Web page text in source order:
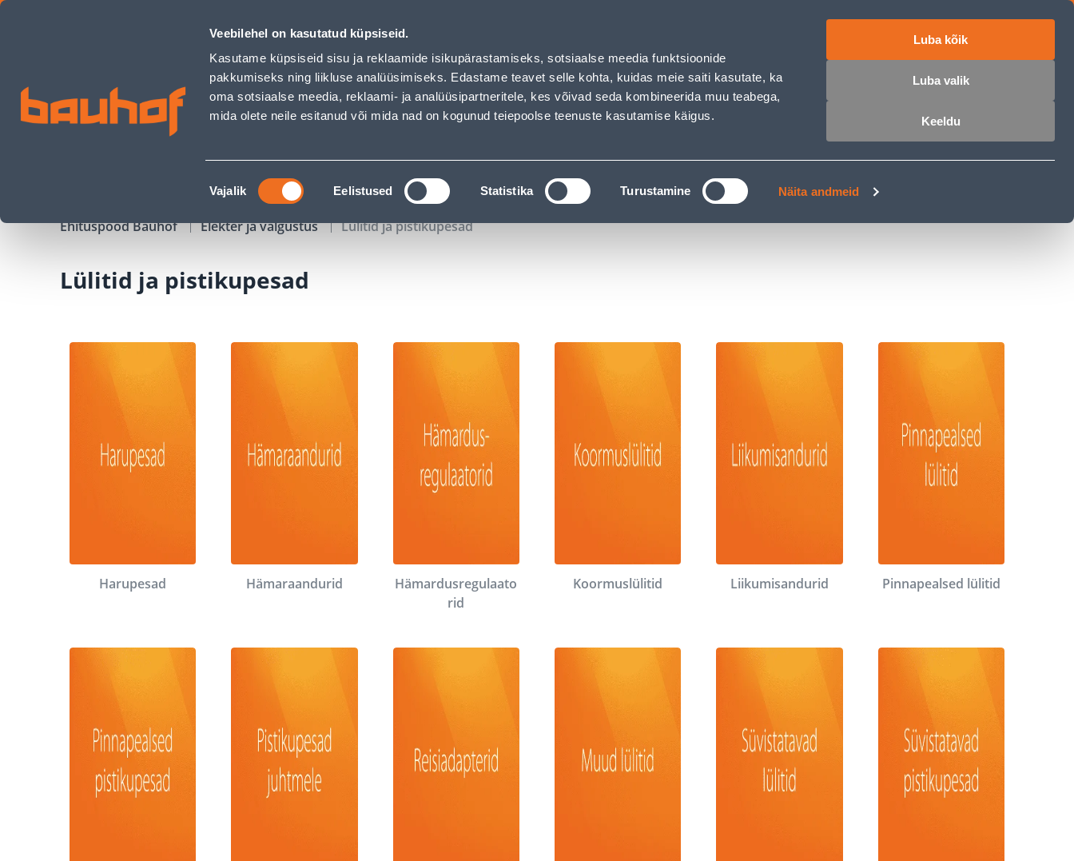
Veebilehel on kasutatud küpsiseid.
Kasutame küpsiseid sisu ja reklaamide isikupärastamiseks, sotsiaalse meedia funktsioonide
pakkumiseks ning liikluse analüüsimiseks. Edastame teavet selle kohta, kuidas meie saiti kasutate, ka
oma sotsiaalse meedia, reklaami- ja analüüsipartneritele, kes võivad seda kombineerida muu teabega,
mida olete neile esitanud või mida nad on kogunud teiepoolse teenuste kasutamise käigus.
Nõusoleku
valik
Vajalik Eelistused Statistika Turustamine Näita andmeid
Luba kõik
Luba valik
Keeldu
Lülitid ja pistikupesad - Bauhof has loaded
Äriklienditeenindus Klienditeenindus Teenused Karjäärileht
OTSI Logi sisse
KAMPAANIAD KATALOOGID TÖÖRIISTALAENUTUS JÄRELMAKS
Ehituspood Bauhof Elekter ja valgustus Lülitid ja pistikupesad
Lülitid ja pistikupesad
Harupesad Hämaraandurid
Hämardusregulaato
rid
Koormuslülitid Liikumisandurid Pinnapealsed lülitid